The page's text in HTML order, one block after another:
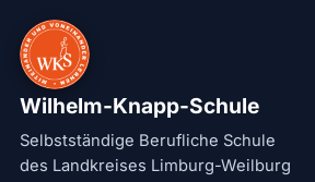
Wilhelm-Knapp-Schule
Selbstständige Berufliche Schule
des Landkreises Limburg-Weilburg